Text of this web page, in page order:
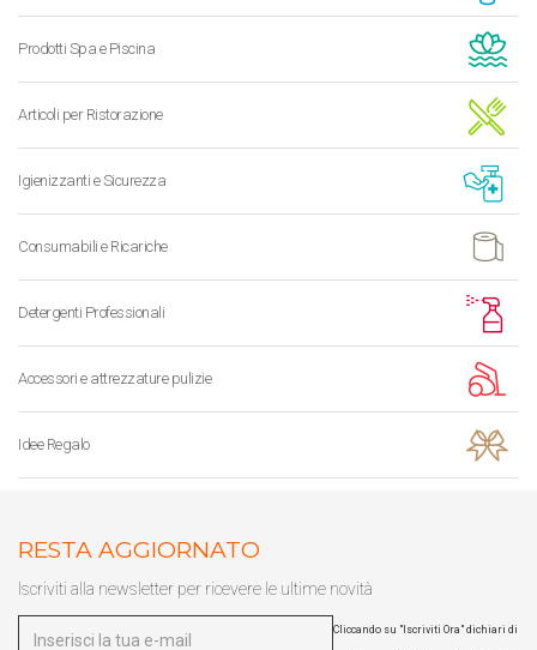
Prodotti Spa e Piscina
Articoli per Ristorazione
Igienizzanti e Sicurezza
Consumabili e Ricariche
Detergenti Professionali
Accessori e attrezzature pulizie
Idee Regalo
RESTA AGGIORNATO
Iscriviti alla newsletter per ricevere le ultime novità
Cliccando su "Iscriviti Ora" dichiari di